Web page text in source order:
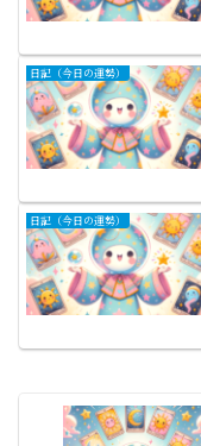
日記（今日の運勢）
日記（今日の運勢）